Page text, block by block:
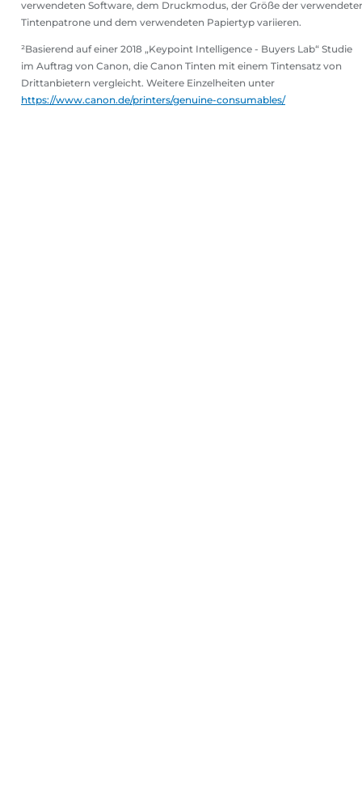
verwendeten Software, dem Druckmodus, der Größe der
Tintenpatrone und dem verwendeten Papiertyp variieren.
²Basierend auf einer 2018 „Keypoint Intelligence - Buyers Lab“ Studie
im Auftrag von Canon, die Canon Tinten mit einem Tintensatz von
Drittanbietern vergleicht. Weitere Einzelheiten unter
https://www.canon.de/printers/genuine-consumables/